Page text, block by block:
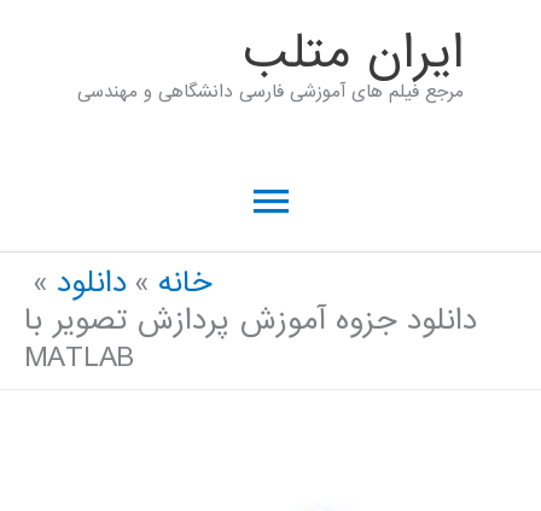
ايران متلب
مرجع فیلم های آموزشی فارسی دانشگاهی و مهندسی
فهرست
اصلیخانه
دانلود
دانلود جزوه آموزش پردازش تصویر با
MATLAB